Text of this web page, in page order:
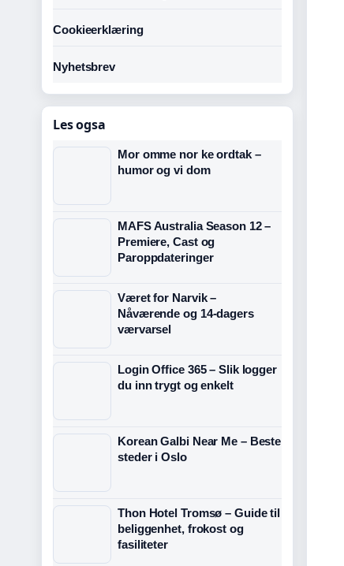
Cookieerklæring
Nyhetsbrev
Les ogsa
Mor omme nor ke ordtak –
humor og vi dom
MAFS Australia Season 12 –
Premiere, Cast og
Paroppdateringer
Været for Narvik –
Nåværende og 14-dagers
værvarsel
Login Office 365 – Slik logger
du inn trygt og enkelt
Korean Galbi Near Me – Beste
steder i Oslo
Thon Hotel Tromsø – Guide til
beliggenhet, frokost og
fasiliteter